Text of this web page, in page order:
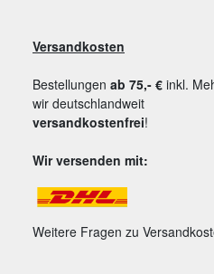
Versandkosten
Bestellungen ab 75,- € inkl.
wir deutschlandweit
versandkostenfrei!
Wir versenden mit:
Weitere Fragen zu